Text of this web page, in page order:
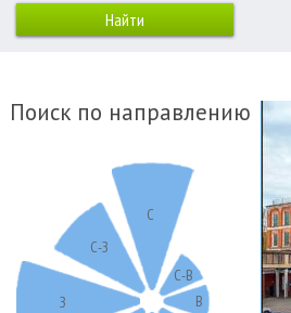
Поиск по направлению
С
С-В
В
З
С-З